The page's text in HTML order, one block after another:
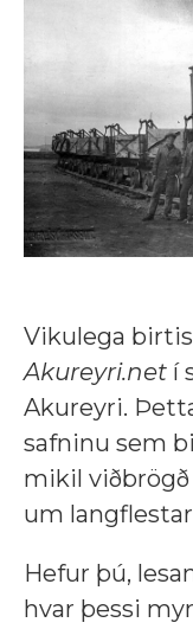
Vikulega
Akureyri.net í
Akureyri.
safninu sem
mikil
um
Hefur þú,
hvar þessi